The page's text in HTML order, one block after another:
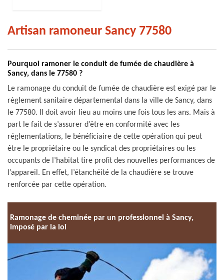
Artisan ramoneur Sancy 77580
Pourquoi ramoner le conduit de fumée de chaudière à
Sancy, dans le 77580 ?
Le ramonage du conduit de fumée de chaudière est exigé par le
règlement sanitaire départemental dans la ville de Sancy, dans
le 77580. Il doit avoir lieu au moins une fois tous les ans. Mais à
part le fait de s’assurer d’être en conformité avec les
réglementations, le bénéficiaire de cette opération qui peut
être le propriétaire ou le syndicat des propriétaires ou les
occupants de l’habitat tire profit des nouvelles performances de
l’appareil. En effet, l’étanchéité de la chaudière se trouve
renforcée par cette opération.
Ramonage de cheminée par un professionnel à Sancy,
imposé par la loi